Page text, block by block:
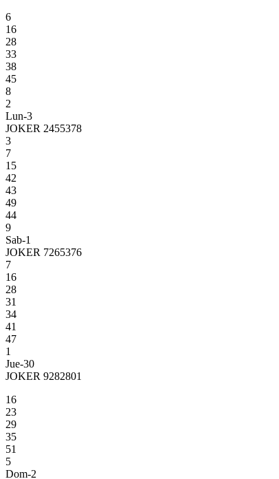
6
16
28
33
38
45
8
2
Lun-3
JOKER 2455378
3
7
15
42
43
49
44
9
Sab-1
JOKER 7265376
7
16
28
31
34
41
47
1
Jue-30
JOKER 9282801
16
23
29
35
51
5
Dom-2